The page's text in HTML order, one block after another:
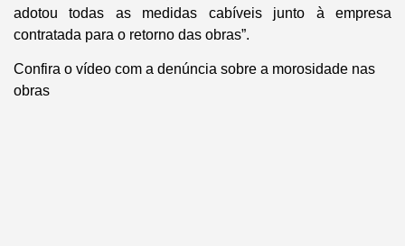
adotou todas as medidas cabíveis junto à empresa
contratada para o retorno das obras”.
Confira o vídeo com a denúncia sobre a morosidade nas
obras